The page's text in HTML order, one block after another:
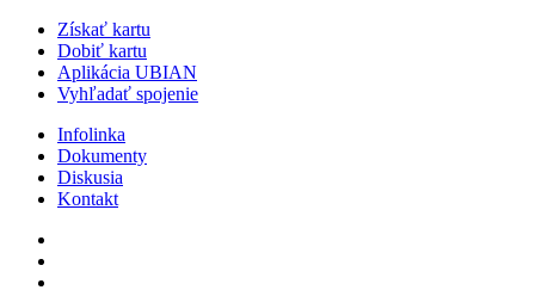
Získať kartu
Dobiť kartu
Aplikácia UBIAN
Vyhľadať spojenie
Infolinka
Dokumenty
Diskusia
Kontakt